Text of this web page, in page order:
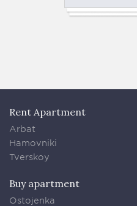
Rent Apartment
Arbat
Hamovniki
Tverskoy
Buy apartment
Ostojenka